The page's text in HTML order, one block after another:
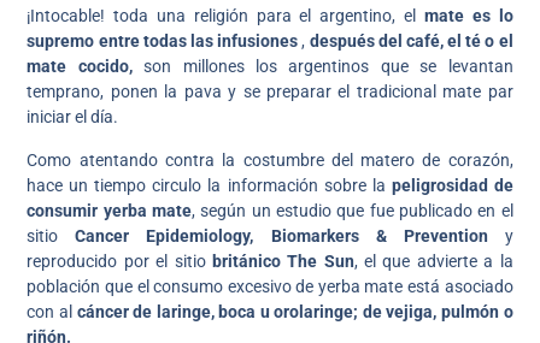
¡Intocable! toda una religión para el argentino, el
mate es lo
supremo entre todas las infusiones, después del café, el té o el
mate cocido,son millones los argentinos que se levantan
temprano, ponen la pava y se preparar el tradicional mate par
iniciar el día.
Como atentando contra la costumbre del matero de corazón,
hace un tiempo circulo la información sobre la peligrosidad de
consumir yerba mate, según un estudio que fue publicado en el
sitioCancer Epidemiology, Biomarkers & Prevention y
reproducido por el sitio británico The Sun, el que advierte a la
población que el consumo excesivo de yerba mate está asociado
con al cáncer de laringe, boca u orolaringe; de vejiga, pulmón o
riñón.